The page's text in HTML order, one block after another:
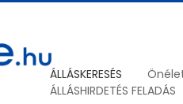
ÁLLÁSKERESÉS
ÁLLÁSHIRDETÉS FELADÁS